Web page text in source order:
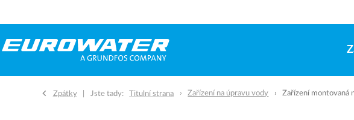
Zpátky Jste tady: Titulní strana Zařízení na úpravu vody Zařízení montovaná